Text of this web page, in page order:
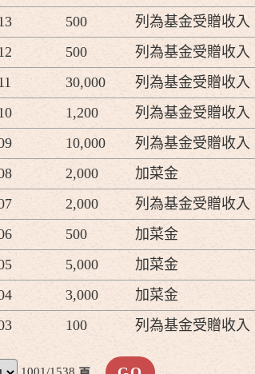
500
列為基金受贈收入
500
列為基金受贈收入
30,000
列為基金受贈收入
1,200
列為基金受贈收入
10,000
列為基金受贈收入
2,000
加菜金
2,000
列為基金受贈收入
500
加菜金
5,000
加菜金
3,000
加菜金
100 列為基金受贈收入
1001/1538